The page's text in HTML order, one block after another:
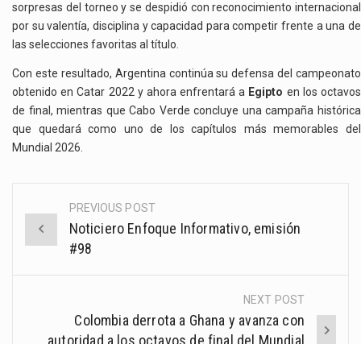
sorpresas del torneo y se despidió con reconocimiento internacional
por su valentía, disciplina y capacidad para competir frente a una de
las selecciones favoritas al título.
Con este resultado, Argentina continúa su defensa del campeonato
obtenido en Catar 2022 y ahora enfrentará a Egipto en los octavos
de final, mientras que Cabo Verde concluye una campaña histórica
que quedará como uno de los capítulos más memorables del
Mundial 2026.
Post
navigation
PREVIOUS POST
Noticiero Enfoque Informativo, emisión
#98
NEXT POST
Colombia derrota a Ghana y avanza con
autoridad a los octavos de final del Mundial